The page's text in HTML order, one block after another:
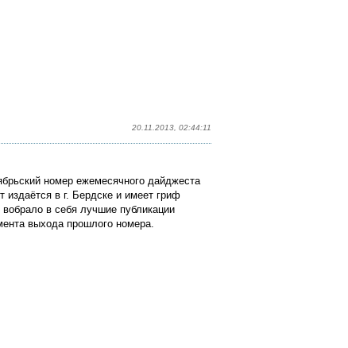
20.11.2013, 02:44:11
номер ежемесячного дайджеста
издаётся в г. Бердске и имеет гриф
в себя лучшие публикации
выхода прошлого номера.